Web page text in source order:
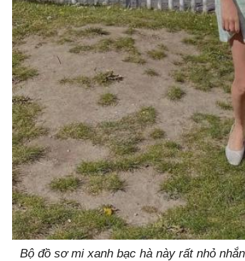
Bộ đồ sơ mi xanh bạc hà này rất nhỏ